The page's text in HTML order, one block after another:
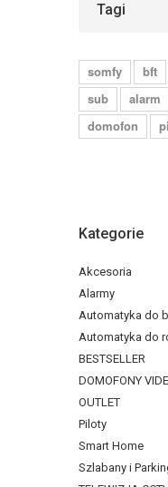
Tagi
somfy bft
sub
alarm
domofon
Kategorie
Akcesoria
Alarmy
Automatyka do
Automatyka do
BESTSELLER
DOMOFONY
OUTLET
Piloty
Smart Home
Szlabany i